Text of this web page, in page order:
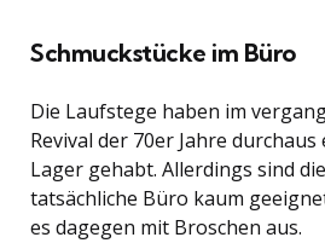
Schmuckstücke im Büro
Die Laufstege haben im
Revival der 70er Jahre
Lager gehabt. Allerdings sind
tatsächliche Büro kaum
es dagegen mit Broschen aus.